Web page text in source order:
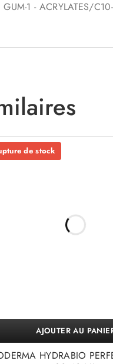
1 - ACRYLATES/
de stock
HYDRABIO
AJOUTER AU